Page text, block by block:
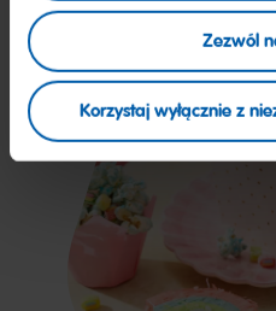
Zezwól
Korzystaj wyłącznie z